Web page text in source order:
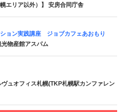
エリア以外）】 安房合同庁舎
ョン実践講座 ジョブカフェあおもり
光物産館アスパム
ヴュオフィス札幌(TKP札幌駅カンファレン